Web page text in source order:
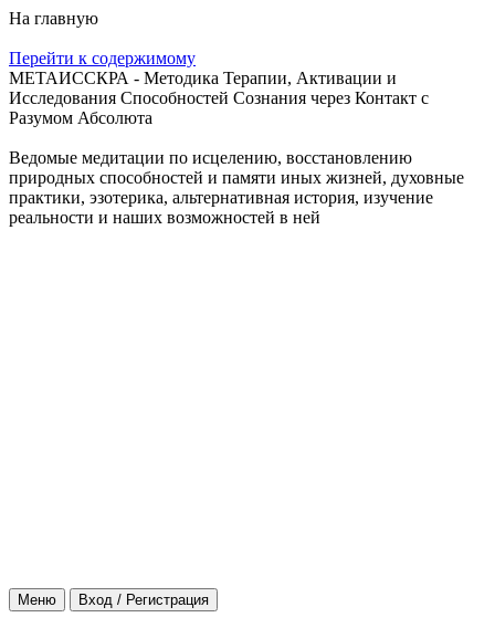
На главную
Перейти к содержимому
МЕТАИССКРА - Методика Терапии, Активации и
Исследования Способностей Сознания через Контакт с
Разумом Абсолюта
Ведомые медитации по исцелению, восстановлению
природных способностей и памяти иных жизней, духовные
практики, эзотерика, альтернативная история, изучение
реальности и наших возможностей в ней
Меню Вход / Регистрация